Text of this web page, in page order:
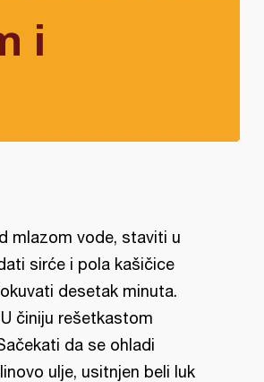
i
mlazom vode, staviti u
sirće i pola kašičice
desetak minuta.
činiju rešetkastom
da se ohladi
ulje, usitnjen beli luk